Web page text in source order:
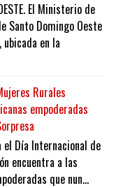
El Ministerio de
Santo Domingo Oeste
en la
Rurales
empoderadas
el Día Internacional de
encuentra a las
que nun...